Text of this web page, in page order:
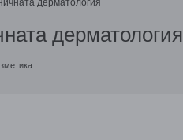
дерматология
дерматология